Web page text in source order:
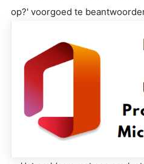
op?' voorgoed te